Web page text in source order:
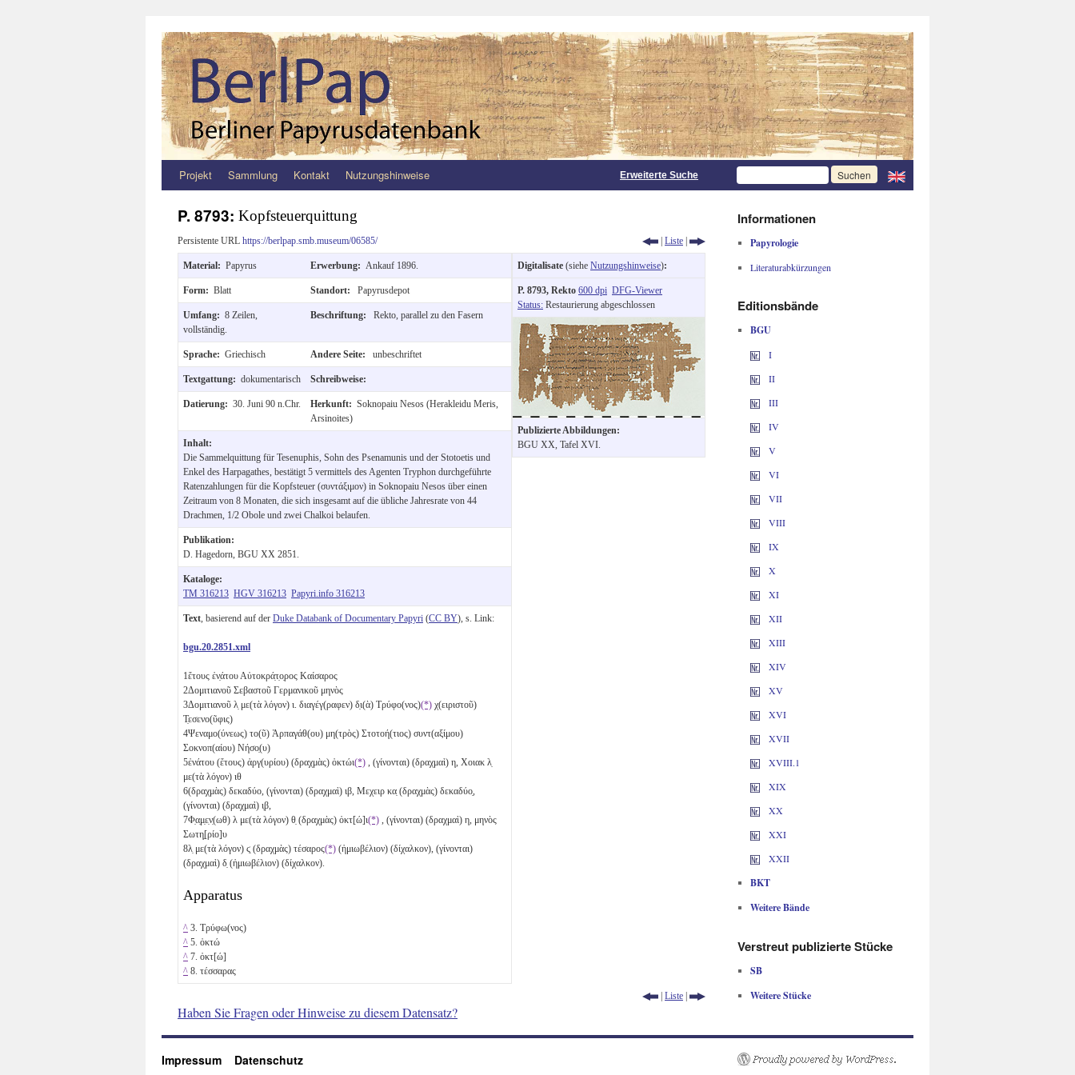
Zum
springen
Projekt Sammlung Kontakt Nutzungshinweise Erweiterte Suche
P. 8793: Kopfsteuerquittung
Persistente URL https://berlpap.smb.museum/06585/ | Liste |
Material: Papyrus Erwerbung: Ankauf 1896.
Form: Blatt Standort: Papyrusdepot
Umfang: 8 Zeilen,
vollständig.
Beschriftung: Rekto, parallel zu den Fasern
Sprache: Griechisch Andere Seite: unbeschriftet
Textgattung: dokumentarisch Schreibweise:
Datierung: 30. Juni 90 n.Chr. Herkunft: Soknopaiu Nesos (Herakleidu Meris,
Arsinoites)
Inhalt:
Die Sammelquittung für Tesenuphis, Sohn des Psenamunis und der Stotoetis und
Enkel des Harpagathes, bestätigt 5 vermittels des Agenten Tryphon durchgeführte
Ratenzahlungen für die Kopfsteuer (συντάξιμον) in Soknopaiu Nesos über einen
Zeitraum von 8 Monaten, die sich insgesamt auf die übliche Jahresrate von 44
Drachmen, 1/2 Obole und zwei Chalkoi belaufen.
Publikation:
D. Hagedorn, BGU XX 2851.
Kataloge:
TM 316213 HGV 316213 Papyri.info 316213
Text , basierend auf der Duke Databank of Documentary Papyri (CC BY), s. Link:
bgu.20.2851.xml
1ἔτους ἐν̣άτου Αὐτοκρά̣τ̣ο̣ρος Καίσαρος
2Δομιτιανοῦ Σεβαστοῦ Γερμανικοῦ μηνὸς
3Δομιτιανοῦ λ̣ με(τὰ λόγον) ι . διαγέγ(ραφεν) δ̣ι(ὰ) Τρύφο(νος)(*) χ(ειριστοῦ)
Τ̣εσενο(ῦφις)
4Ψεναμο(ύνεως) το(ῦ) Ἁρπαγάθ(ου) μη(τρὸς) Στοτοή(τιος) συντ(αξίμου)
Σοκνοπ(αίου) Νήσο̣(υ)
5ἐνάτου (ἔτους) ἀργ(υρίου) (δραχμὰς) ὀκτώι(*) , (γίνονται) (δραχμαὶ) η , Χοιακ λ̣
με(τὰ λόγον) ιθ
6(δραχμὰς) δεκαδύο , (γίνονται) (δραχμαὶ) ιβ , Μεχειρ κα̣ (δραχμὰς) δεκαδύο̣
(γίνονται) (δραχμαὶ) ι̣β
7Φ̣α̣μ̣ε̣ν̣(ωθ) λ με(τὰ λόγον) θ̣ (δραχμὰς) ὀκτ[ώ]ι(*) , (γίνονται) (δραχμαὶ) η , μηνὸς
Σωτη̣[ρίο]υ
8λ̣ με(τὰ λόγον) ϛ̣ (δραχμὰς) τέσαρος(*) (ἡμιωβέλιον) (δίχαλκον) , (γίνονται)
(δραχμαὶ) δ̣ (ἡμιωβέλιον) (δίχαλκον)
Apparatus
^ 3. Τρύφω(νος)
^ 5. ὀκτώ
^ 7. ὀκτ[ώ]
^ 8. τέσσαρας
Digitalisate (siehe Nutzungshinweise):
P. 8793, Rekto 600 dpi DFG-Viewer
Status: Restaurierung abgeschlossen
Publizierte Abbildungen:
BGU XX, Tafel XVI.
| Liste |
Haben Sie Fragen oder Hinweise zu diesem Datensatz?
Informationen
Papyrologie
Literaturabkürzungen
Editionsbände
BGU
I
II
III
IV
V
VI
VII
VIII
IX
X
XI
XII
XIII
XIV
XV
XVI
XVII
XVIII.1
XIX
XX
XXI
XXII
BKT
Weitere Bände
Verstreut publizierte Stücke
SB
Weitere Stücke
Impressum Datenschutz